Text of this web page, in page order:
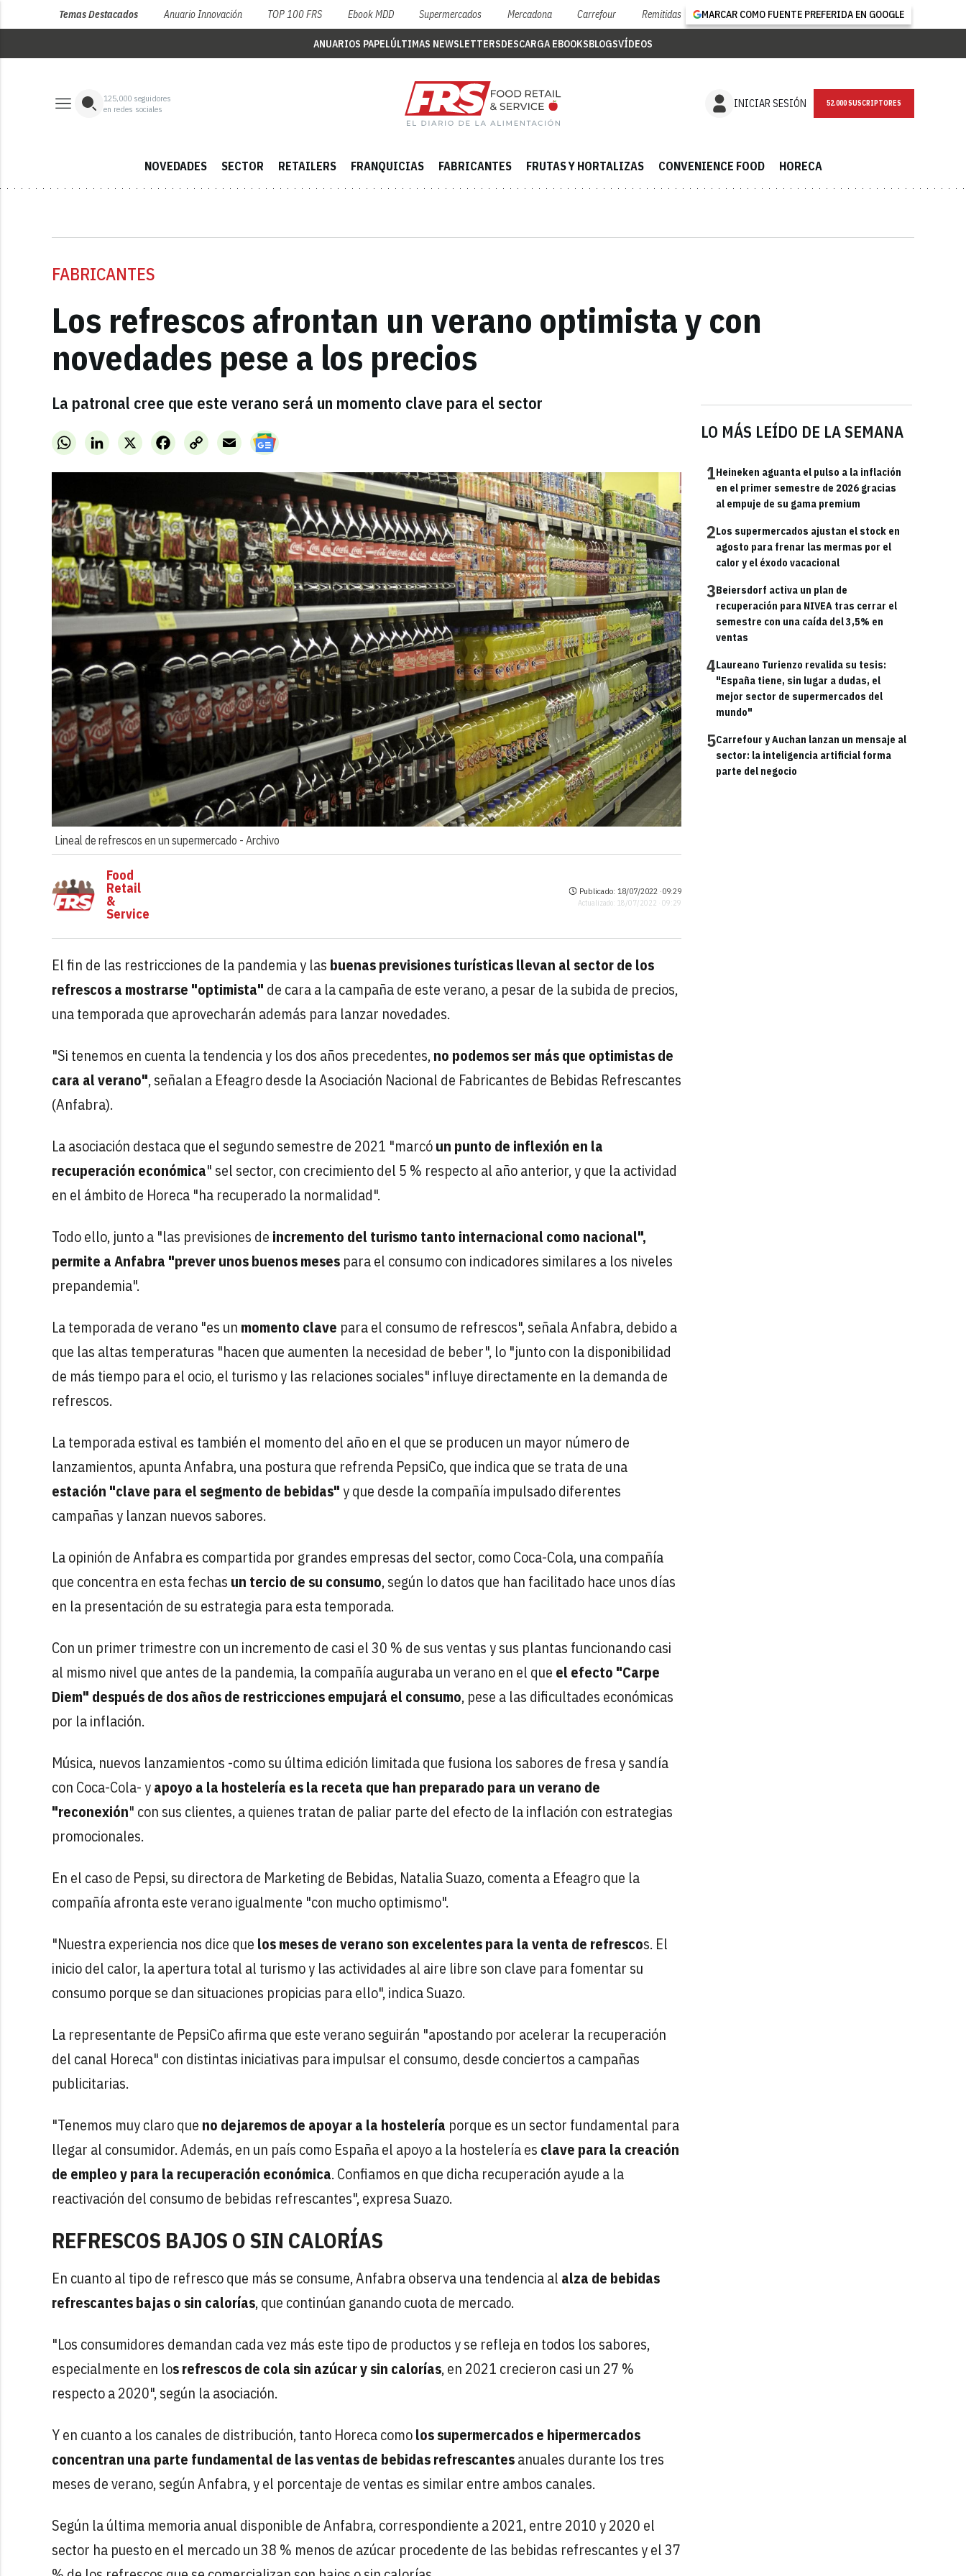
Temas Destacados Anuario Innovación TOP 100 FRS Ebook MDD Supermercados Mercadona Carrefour Remitidas MARCAR COMO FUENTE PREFERIDA EN GOOGLE
ANUARIOS PAPELÚLTIMAS NEWSLETTERSDESCARGA EBOOKSBLOGSVÍDEOS
125,000 seguidores
en redes sociales
INICIAR SESIÓN NEWSLETTER
NOVEDADES SECTOR RETAILERS FRANQUICIAS FABRICANTES FRUTAS Y HORTALIZAS CONVENIENCE FOOD HORECA
FABRICANTES
Los refrescos afrontan un verano optimista y con
novedades pese a los precios
La patronal cree que este verano será un momento clave para el sector
WhatsAppLinkedInX FacebookCopy
Link
Email
Lineal de refrescos en un supermercado - Archivo
LO MÁS LEÍDO DE LA SEMANA
1Heineken aguanta el pulso a la inflación
en el primer semestre de 2026 gracias
al empuje de su gama premium
2Los supermercados ajustan el stock en
agosto para frenar las mermas por el
calor y el éxodo vacacional
3Beiersdorf activa un plan de
recuperación para NIVEA tras cerrar el
semestre con una caída del 3,5% en
ventas
4Laureano Turienzo revalida su tesis:
"España tiene, sin lugar a dudas, el
mejor sector de supermercados del
mundo"
5Carrefour y Auchan lanzan un mensaje al
sector: la inteligencia artificial forma
parte del negocio
Food
Retail
&
Service
Publicado: 18/07/2022 ·09:29
Actualizado: 18/07/2022 · 09:29
El fin de las restricciones de la pandemia y las buenas previsiones turísticas llevan al sector de los
refrescos a mostrarse "optimista" de cara a la campaña de este verano, a pesar de la subida de precios,
una temporada que aprovecharán además para lanzar novedades.
"Si tenemos en cuenta la tendencia y los dos años precedentes,no podemos ser más que optimistas de
cara al verano", señalan a Efeagro desde la Asociación Nacional de Fabricantes de Bebidas Refrescantes
(Anfabra).
La asociación destaca que el segundo semestre de 2021 "marcóun punto de inflexión en la
recuperación económica" sel sector, con crecimiento del 5 % respecto al año anterior, y que la actividad
en el ámbito de Horeca "ha recuperado la normalidad".
Todo ello, junto a "las previsiones de incremento del turismo tanto internacional como nacional",
permite a Anfabra "prever unos buenos meses para el consumo con indicadores similares a los niveles
prepandemia".
La temporada de verano "es un momento clave para el consumo de refrescos", señala Anfabra, debido a
que las altas temperaturas "hacen que aumenten la necesidad de beber", lo "junto con la disponibilidad
de más tiempo para el ocio, el turismo y las relaciones sociales" influye directamente en la demanda de
refrescos.
La temporada estival es también el momento del año en el que se producen un mayor número de
lanzamientos, apunta Anfabra, una postura que refrenda PepsiCo, que indica que se trata de una
estación "clave para el segmento de bebidas"y que desde la compañía impulsado diferentes
campañas y lanzan nuevos sabores.
La opinión de Anfabra es compartida por grandes empresas del sector, como Coca-Cola, una compañía
que concentra en esta fechas un tercio de su consumo, según lo datos que han facilitado hace unos días
en la presentación de su estrategia para esta temporada.
Con un primer trimestre con un incremento de casi el 30 % de sus ventas y sus plantas funcionando casi
al mismo nivel que antes de la pandemia, la compañía auguraba un verano en el que el efecto "Carpe
Diem" después de dos años de restricciones empujará el consumo, pese a las dificultades económicas
por la inflación.
Música, nuevos lanzamientos -como su última edición limitada que fusiona los sabores de fresa y sandía
con Coca-Cola- yapoyo a la hostelería es la receta que han preparado para un verano de
"reconexión" con sus clientes, a quienes tratan de paliar parte del efecto de la inflación con estrategias
promocionales.
En el caso de Pepsi, su directora de Marketing de Bebidas, Natalia Suazo, comenta a Efeagro que la
compañía afronta este verano igualmente "con mucho optimismo".
"Nuestra experiencia nos dice que los meses de verano son excelentes para la venta de refrescos. El
inicio del calor, la apertura total al turismo y las actividades al aire libre son clave para fomentar su
consumo porque se dan situaciones propicias para ello", indica Suazo.
La representante de PepsiCo afirma que este verano seguirán "apostando por acelerar la recuperación
del canal Horeca" con distintas iniciativas para impulsar el consumo, desde conciertos a campañas
publicitarias.
"Tenemos muy claro que no dejaremos de apoyar a la hostelería porque es un sector fundamental para
llegar al consumidor. Además, en un país como España el apoyo a la hostelería es clave para la creación
de empleo y para la recuperación económica. Confiamos en que dicha recuperación ayude a la
reactivación del consumo de bebidas refrescantes", expresa Suazo.
REFRESCOS BAJOS O SIN CALORÍAS
En cuanto al tipo de refresco que más se consume, Anfabra observa una tendencia al alza de bebidas
refrescantes bajas o sin calorías, que continúan ganando cuota de mercado.
"Los consumidores demandan cada vez más este tipo de productos y se refleja en todos los sabores,
especialmente en los refrescos de cola sin azúcar y sin calorías, en 2021 crecieron casi un 27 %
respecto a 2020", según la asociación.
Y en cuanto a los canales de distribución, tanto Horeca comolos supermercados e hipermercados
concentran una parte fundamental de las ventas de bebidas refrescantesanuales durante los tres
meses de verano, según Anfabra, y el porcentaje de ventas es similar entre ambos canales.
Según la última memoria anual disponible de Anfabra, correspondiente a 2021, entre 2010 y 2020 el
sector ha puesto en el mercado un 38 % menos de azúcar procedente de las bebidas refrescantes y el 37